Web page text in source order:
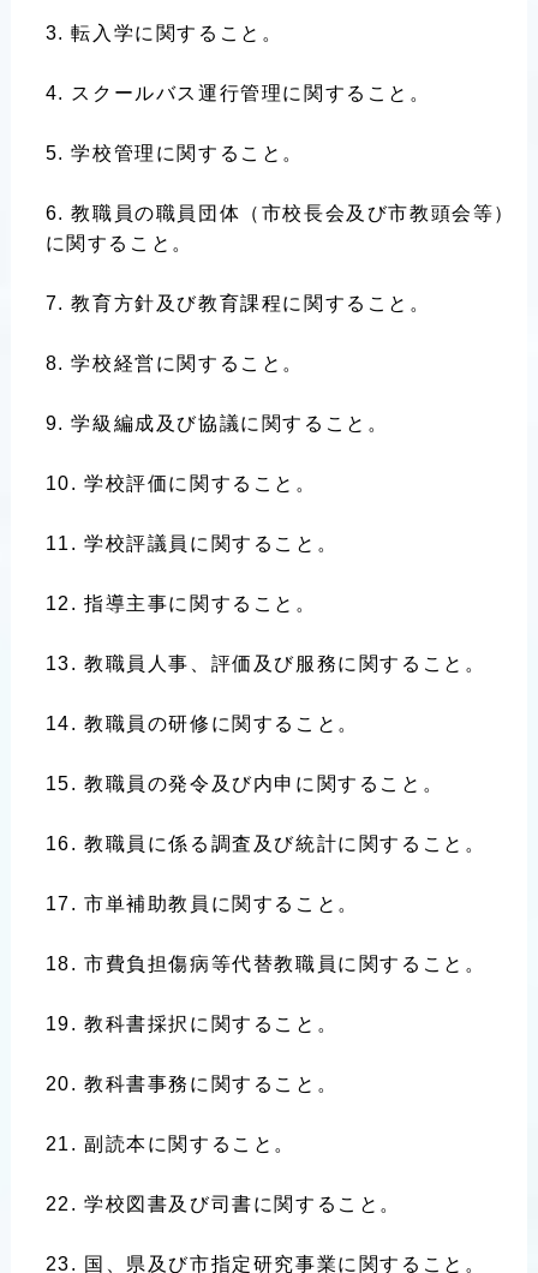
転入学に関すること。
スクールバス運行管理に関すること。
学校管理に関すること。
教職員の職員団体（市校長会及び市教頭会等）
に関すること。
教育方針及び教育課程に関すること。
学校経営に関すること。
学級編成及び協議に関すること。
学校評価に関すること。
学校評議員に関すること。
指導主事に関すること。
教職員人事、評価及び服務に関すること。
教職員の研修に関すること。
教職員の発令及び内申に関すること。
教職員に係る調査及び統計に関すること。
市単補助教員に関すること。
市費負担傷病等代替教職員に関すること。
教科書採択に関すること。
教科書事務に関すること。
副読本に関すること。
学校図書及び司書に関すること。
国、県及び市指定研究事業に関すること。